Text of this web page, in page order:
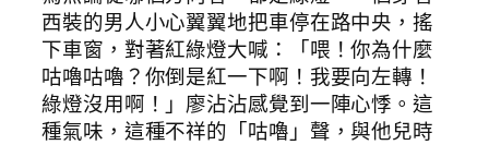
西裝的男人小心翼翼地把車停在路中央，搖
下車窗，對著紅綠燈大喊：「喂！你為什麼
咕嚕咕嚕？你倒是紅一下啊！我要向左轉！
綠燈沒用啊！」廖沾沾感覺到一陣心悸。這
種氣味，這種不祥的「咕嚕」聲，與他兒時